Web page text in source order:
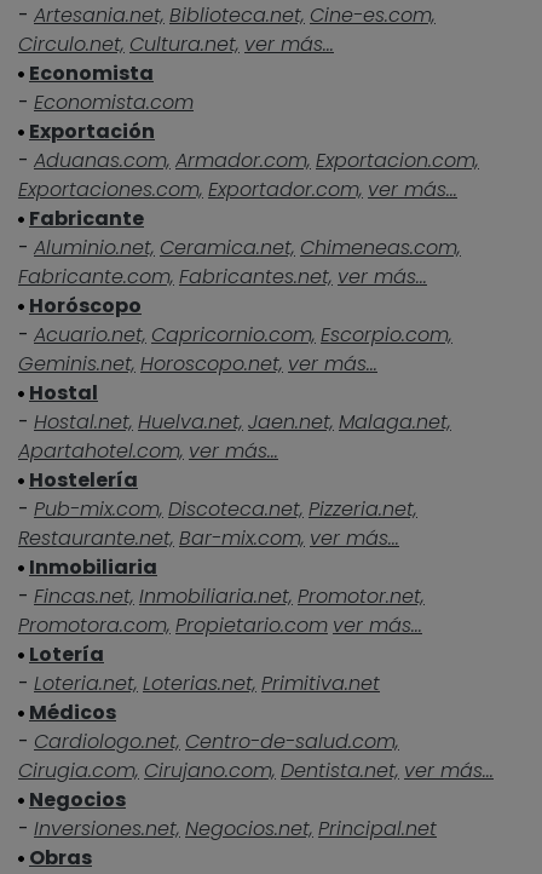
- Artesania.net, Biblioteca.net, Cine-es.com,
Circulo.net, Cultura.net, ver más...
Economista
- Economista.com
Exportación
- Aduanas.com, Armador.com, Exportacion.com,
Exportaciones.com, Exportador.com, ver más...
Fabricante
- Aluminio.net, Ceramica.net, Chimeneas.com,
Fabricante.com, Fabricantes.net, ver más...
Horóscopo
- Acuario.net, Capricornio.com, Escorpio.com,
Geminis.net, Horoscopo.net, ver más...
Hostal
- Hostal.net, Huelva.net, Jaen.net, Malaga.net,
Apartahotel.com, ver más...
Hostelería
- Pub-mix.com, Discoteca.net, Pizzeria.net,
Restaurante.net, Bar-mix.com, ver más...
Inmobiliaria
- Fincas.net, Inmobiliaria.net, Promotor.net,
Promotora.com, Propietario.com ver más...
Lotería
- Loteria.net, Loterias.net, Primitiva.net
Médicos
- Cardiologo.net, Centro-de-salud.com,
Cirugia.com, Cirujano.com, Dentista.net, ver más...
Negocios
- Inversiones.net, Negocios.net, Principal.net
Obras